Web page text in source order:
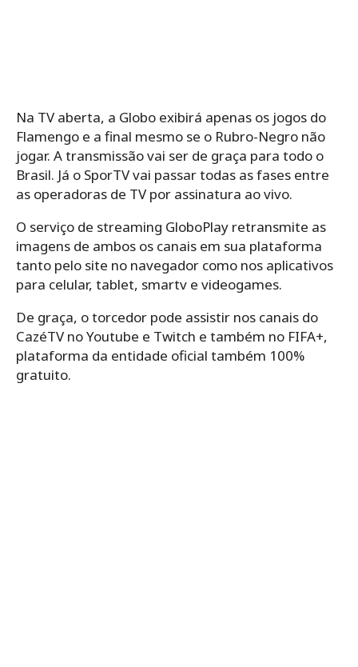
Na TV aberta, a Globo exibirá apenas os jogos do
Flamengo e a final mesmo se o Rubro-Negro não
jogar. A transmissão vai ser de graça para todo o
Brasil. Já o SporTV vai passar todas as fases entre
as operadoras de TV por assinatura ao vivo.
O serviço de streaming GloboPlay retransmite as
imagens de ambos os canais em sua plataforma
tanto pelo site no navegador como nos aplicativos
para celular, tablet, smartv e videogames.
De graça, o torcedor pode assistir nos canais do
CazéTV no Youtube e Twitch e também no FIFA+,
plataforma da entidade oficial também 100%
gratuito.